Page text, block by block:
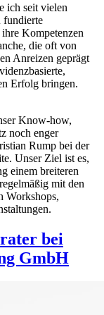
ich seit vielen
fundierte
Kompetenzen
die oft von
Anreizen geprägt
Erfolg bringen.
Know-how,
noch enger
Rump bei der
Unser Ziel ist es,
einem breiteren
mit den
Workshops,
bei
GmbH